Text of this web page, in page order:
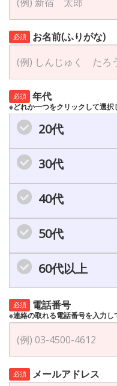
必須 お名前(ふりがな)
必須 年代
※どれか一つをクリックして選択
20代
30代
40代
50代
60代以上
必須 電話番号
※連絡の取れる電話番号を入力し
必須 メールアドレス